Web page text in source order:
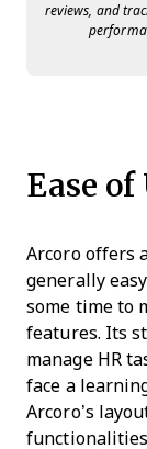
reviews, and
Ease of
Arcoro offers
generally
some time to
features. Its
manage HR
face a
Arcoro’s
functionalities